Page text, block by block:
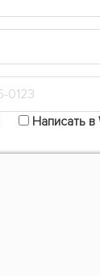
Написать